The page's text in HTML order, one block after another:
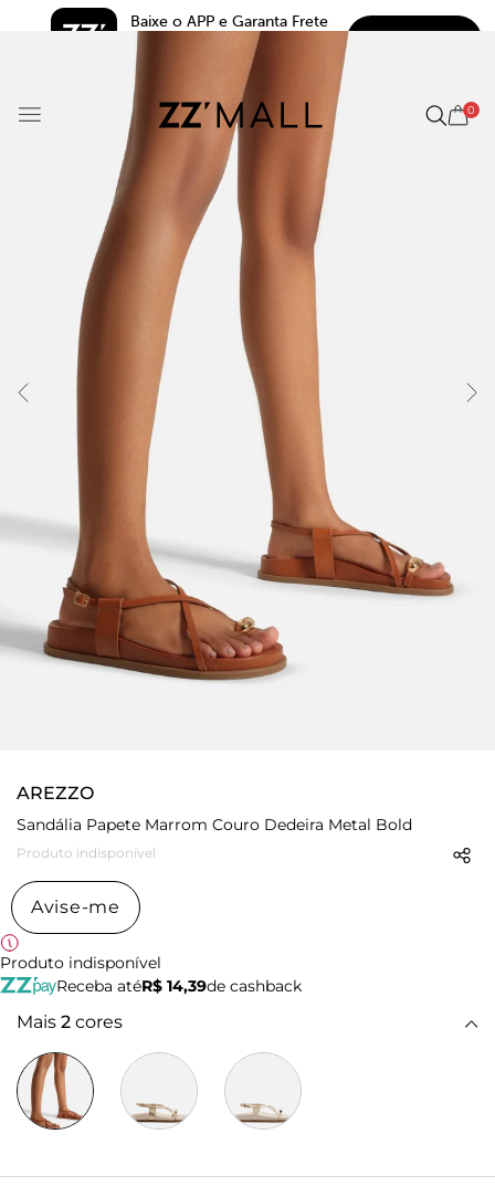
Baixe o APP e Garanta Frete
Grátis*
5.0
0
AREZZO
Sandália Papete Marrom Couro Dedeira Metal Bold
Produto indisponível
Avise-me
Produto indisponível
Receba atéR$ 14,39de cashback
Mais 2 cores